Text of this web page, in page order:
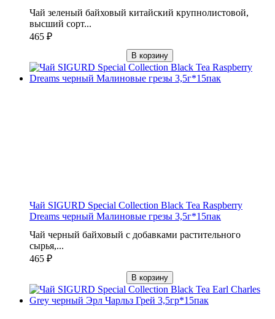
Чай зеленый байховый китайский крупнолистовой,
высший сорт...
465 ₽
В корзину
Чай SIGURD Special Collection Black Tea Raspberry
Dreams черный Малиновые грезы 3,5г*15пак
Чай черный байховый с добавками растительного
сырья,...
465 ₽
В корзину